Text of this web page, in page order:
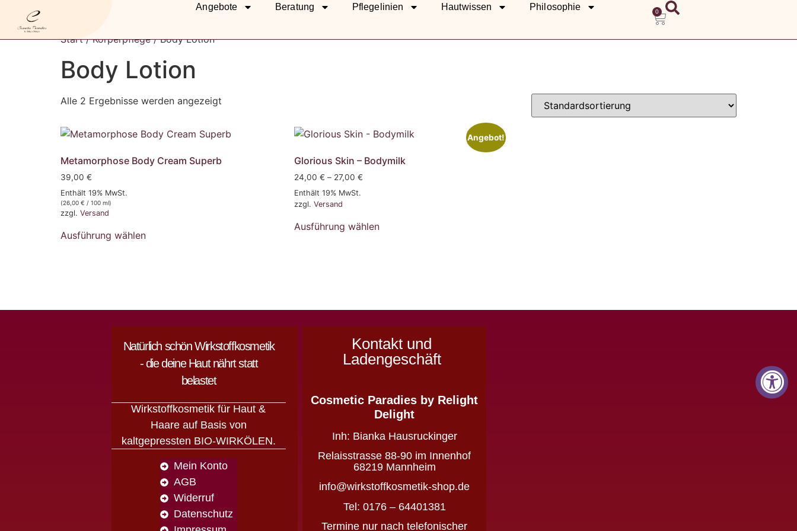
0
Angebote Beratung Pflegelinien Hautwissen Philosophie
Start/Körperpflege/ Body Lotion
Body Lotion
Alle 2 Ergebnisse werden angezeigt
Metamorphose Body Cream Superb
39,00 €
Enthält 19% MwSt.
(26,00 € / 100 ml)
zzgl. Versand
Ausführung wählen
Angebot!
Glorious Skin – Bodymilk
24,00 € – 27,00 €
Enthält 19% MwSt.
zzgl. Versand
Ausführung wählen
Natürlich schön Wirkstoffkosmetik
- die deine Haut nährt statt
belastet
Wirkstoffkosmetik für Haut &
Haare auf Basis von
kaltgepressten BIO-WIRKÖLEN.
Mein Konto
AGB
Widerruf
Datenschutz
Kontakt und
Ladengeschäft
Cosmetic Paradies by Relight
Delight
Inh: Bianka Hausruckinger
Relaisstrasse 88-90 im Innenhof
68219 Mannheim
info@wirkstoffkosmetik-shop.de
Tel: 0176 – 64401381
Termine nur nach telefonischer